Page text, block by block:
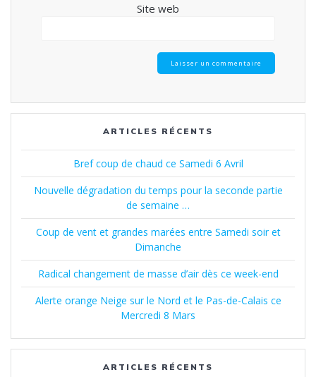
Site web
ARTICLES RÉCENTS
Bref coup de chaud ce Samedi 6 Avril
Nouvelle dégradation du temps pour la seconde partie
de semaine …
Coup de vent et grandes marées entre Samedi soir et
Dimanche
Radical changement de masse d’air dès ce week-end
Alerte orange Neige sur le Nord et le Pas-de-Calais ce
Mercredi 8 Mars
ARTICLES RÉCENTS